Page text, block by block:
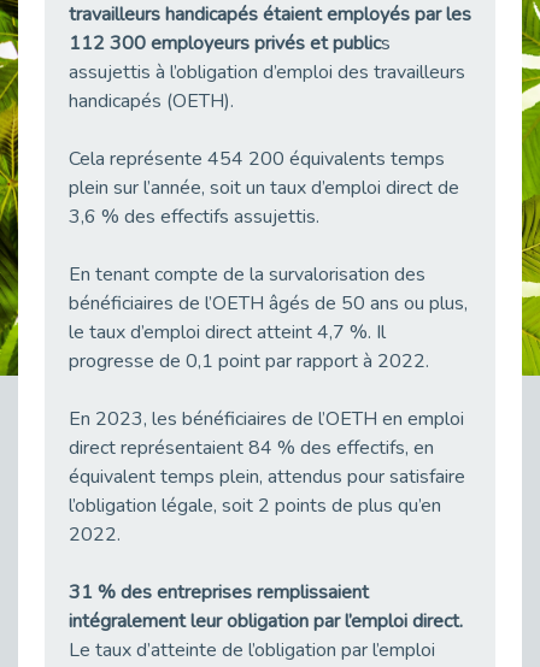
Fibromyalgie : Quand la douleur invisible s’invite au bureau
Publié le 12/05/2026
CAP EMPLOI 92 : L’inclusion portée à son sommet, bien au-delà des quotas
Publié le 12/05/2026
Publié le 04/05/2026
L'alternance : un tremplin vers l'emploi aussi pour les personnes en situation de handicap
Publié le 01/05/2026
Témoignage : Le parcours de Marc, 44 ans
Publié le 30/04/2026
Publié le 29/04/2026
Optimiser son CV lorsqu’on est en situation de handicap
Publié le 29/04/2026
Mobilisation pour l’alternance et le handicap
Publié le 24/04/2026
travailleurs handicapés étaient employés par les
112 300 employeurs privés et publics
assujettis à l’obligation d’emploi des travailleurs
handicapés (OETH).
Cela représente 454 200 équivalents temps
plein sur l’année, soit un taux d’emploi direct de
3,6 % des effectifs assujettis.
En tenant compte de la survalorisation des
bénéficiaires de l’OETH âgés de 50 ans ou plus,
le taux d’emploi direct atteint 4,7 %. Il
progresse de 0,1 point par rapport à 2022.
En 2023, les bénéficiaires de l’OETH en emploi
direct représentaient 84 % des effectifs, en
équivalent temps plein, attendus pour satisfaire
l’obligation légale, soit 2 points de plus qu’en
2022.
31 % des entreprises remplissaient
intégralement leur obligation par l’emploi direct.
Le taux d’atteinte de l’obligation par l’emploi